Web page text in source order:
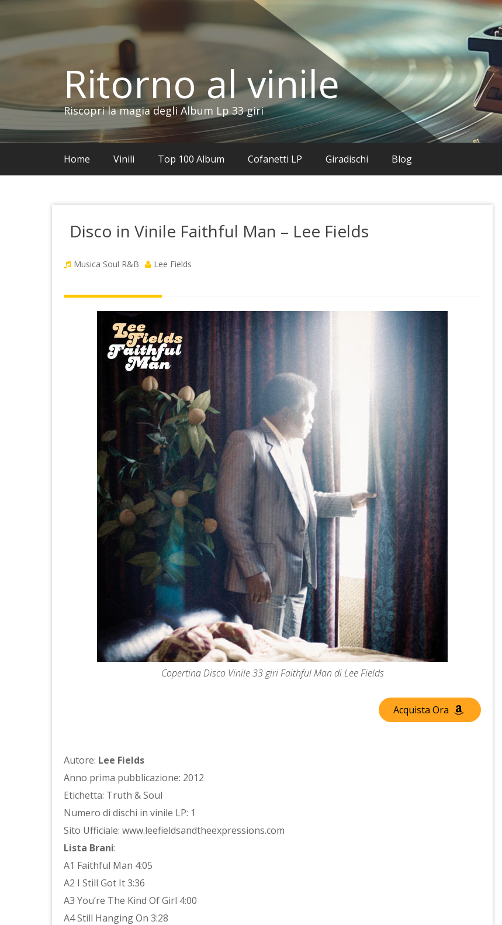
contenuto
Ritorno al vinile
Riscopri la magia degli Album Lp 33 giri
Home Vinili Top 100 Album Cofanetti LP Giradischi Blog
Disco in Vinile Faithful Man – Lee Fields
Musica Soul R&B Lee Fields
Copertina Disco Vinile 33 giri Faithful Man di Lee Fields
Acquista Ora
Autore: Lee Fields
Anno prima pubblicazione: 2012
Etichetta: Truth & Soul
Numero di dischi in vinile LP: 1
Sito Ufficiale: www.leefieldsandtheexpressions.com
Lista Brani:
A1 Faithful Man 4:05
A2 I Still Got It 3:36
A3 You’re The Kind Of Girl 4:00
A4 Still Hanging On 3:28